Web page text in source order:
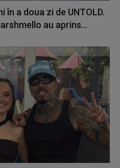
în a doua zi de UNTOLD.
au aprins...